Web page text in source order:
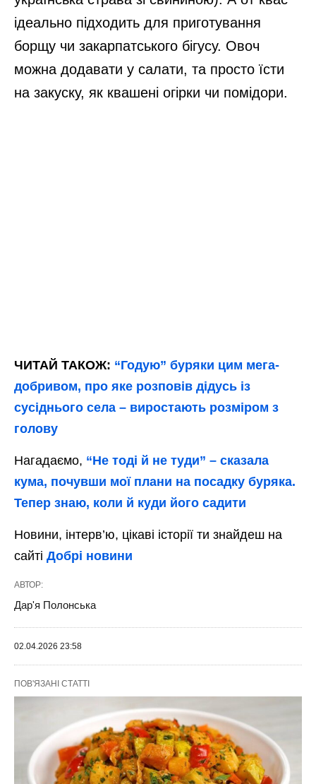
ідеально підходить для приготування
борщу чи закарпатського бігусу. Овоч
можна додавати у салати, та просто їсти
на закуску, як квашені огірки чи помідори.
ЧИТАЙ ТАКОЖ: “Годую” буряки цим мега-
добривом, про яке розповів дідусь із
сусіднього села – виростають розміром з
голову
Нагадаємо, “Не тоді й не туди” – сказала
кума, почувши мої плани на посадку буряка.
Тепер знаю, коли й куди його садити
Новини, інтерв’ю, цікаві історії ти знайдеш на
сайті Добрі новини
АВТОР:
Дар'я Полонська
02.04.2026 23:58
ПОВ'ЯЗАНІ СТАТТІ